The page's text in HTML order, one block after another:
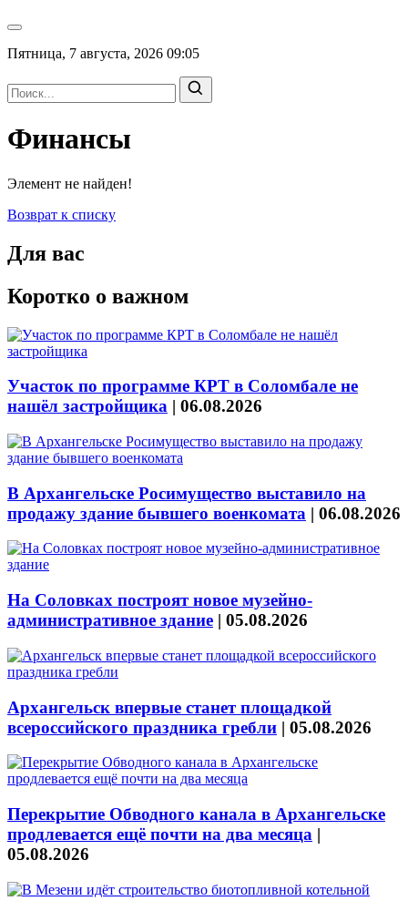
Пятница, 7 августа, 2026 09:05
Финансы
Элемент не найден!
Возврат к списку
Для вас
Коротко о важном
Участок по программе КРТ в Соломбале не
нашёл застройщика | 06.08.2026
В Архангельске Росимущество выставило на
продажу здание бывшего военкомата | 06.08.2026
На Соловках построят новое музейно-
административное здание | 05.08.2026
Архангельск впервые станет площадкой
всероссийского праздника гребли | 05.08.2026
Перекрытие Обводного канала в Архангельске
продлевается ещё почти на два месяца |
05.08.2026